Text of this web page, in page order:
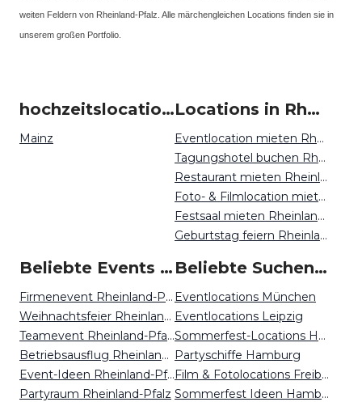
weiten Feldern von Rheinland-Pfalz. Alle märchengleichen Locations finden sie in
unserem großen Portfolio.
hochzeitslocation um Rheinland-Pfalz
Mainz
Locations in Rheinland-Pfalz mieten
Eventlocation mieten Rheinland-Pfalz
Tagungshotel buchen Rheinland-Pfalz
Restaurant mieten Rheinland-Pfalz
Foto- & Filmlocation mieten Rheinland-Pfalz
Festsaal mieten Rheinland-Pfalz
Geburtstag feiern Rheinland-Pfalz
Beliebte Events in Rheinland-Pfalz
Firmenevent Rheinland-Pfalz
Weihnachtsfeier Rheinland-Pfalz
Teamevent Rheinland-Pfalz
Betriebsausflug Rheinland-Pfalz
Event-Ideen Rheinland-Pfalz
Partyraum Rheinland-Pfalz
Beliebte Suchen auf Event Inc
Eventlocations München
Eventlocations Leipzig
Sommerfest-Locations Hannover
Partyschiffe Hamburg
Film & Fotolocations Freiburg
Sommerfest Ideen Hamburg